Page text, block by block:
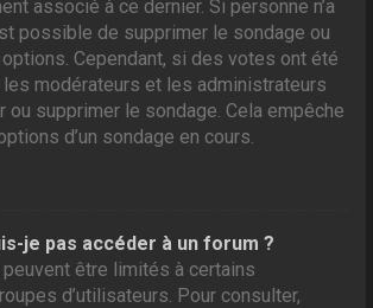
associé à ce dernier. Si personne n’a
possible de supprimer le sondage ou
Cependant, si des votes ont été
modérateurs et les administrateurs
ou supprimer le sondage. Cela empêche
d’un sondage en cours.
je pas accéder à un forum ?
être limités à certains
d’utilisateurs. Pour consulter,